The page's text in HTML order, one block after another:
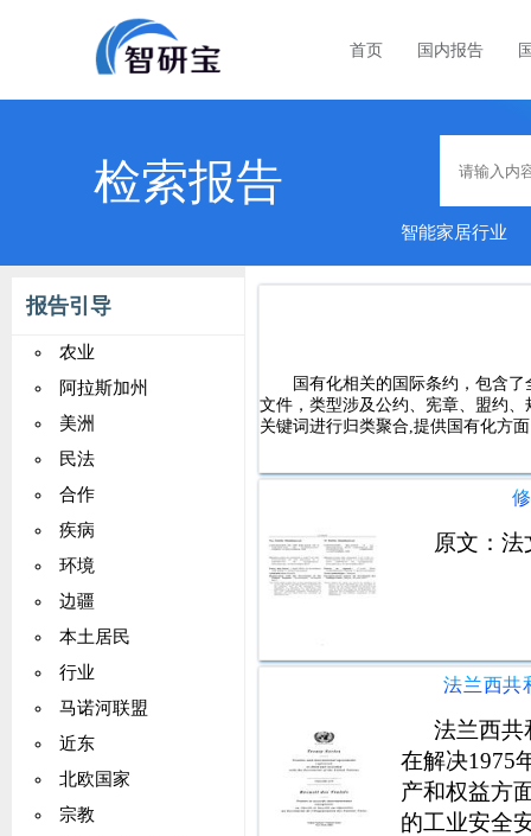
首页 国内报告
检索报告
智能家居行业
金融
报告引导
农业
阿拉斯加州
美洲
民法
合作
疾病
环境
边疆
本土居民
行业
马诺河联盟
近东
北欧国家
宗教
国有化相关的国际条约，包含
文件，类型涉及公约、宪章、盟约
关键词进行归类聚合,提供国有化方
原文：
法兰西共
在解决1975
产和权益方
的工业安全